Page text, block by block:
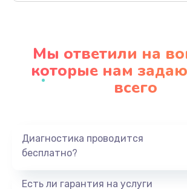
Заказать
Профилактическая
Мы ответили на
которые нам
всего
Диагностика проводится
бесплатно?
Есть ли гарантия на услуги